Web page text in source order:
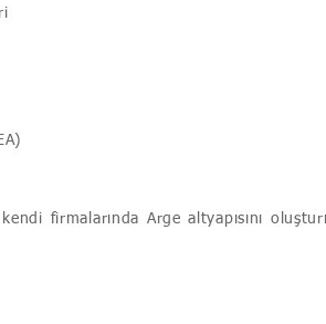
firmalarında Arge altyapısını